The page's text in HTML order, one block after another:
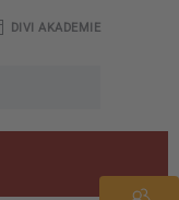
DIVI AKADEMIE